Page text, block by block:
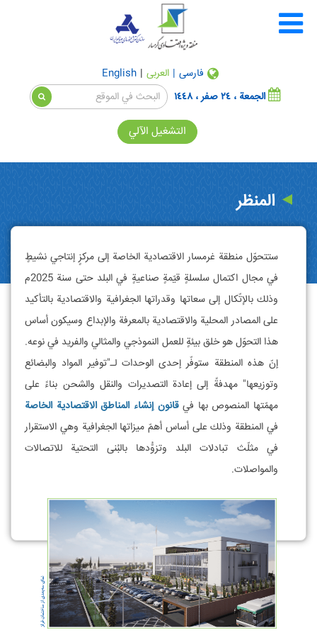
فارسی | العربی |
English
الجمعة ، ٢٤ صفر ، ١٤٤٨
التشغيل الآلي
المنظر
ستتحوّل منطقة غرمسار الاقتصادية الخاصة إلی مركزٍ إنتاجي نشيطٍ
في مجال اكتمال سلسلةٍ قيّمةٍ صناعيةٍ في البلد حتی سنة 2025م
وذلك بالإتّكال إلی سعاتها وقدراتها الجغرافية والاقتصادية بالتأكيد
علی المصادر المحلية والاقتصادية بالمعرفة والإبداع وسيكون أساس
هذا التحوّل هو خلق بيئةٍ للعمل النموذجي والمثالي والفريد في نوعه.
إنّ هذه المنطقة ستوفّر إحدی الوحدات لـ"توفير المواد والبضائع
وتوزيعها" مهدفةً إلی إعادة التصديرات والنقل والشحن بناءً علی
مهمّتها المنصوص بها فيقانون إنشاء المناطق الاقتصادية الخاصة
في المنطقة وذلك علی أساس أهمّ ميزاتها الجغرافية وهي الاستقرار
في مثلّث تبادلات البلد وتزوُّدها بالبُنی التحتية للاتصالات
والمواصلات.